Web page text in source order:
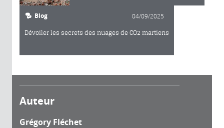
Blog 04/09/2025
Dévoiler les secrets des nuages de CO2 martiens
Auteur
Grégory Fléchet